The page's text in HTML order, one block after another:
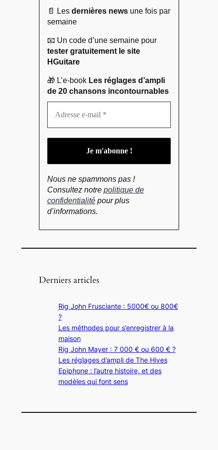
📄 Les dernières newsune fois par
semaine
📧 Un code d’une semaine pour
tester gratuitement le site
HGuitare
🎁 L’e-book Les réglages d’ampli
de 20 chansons incontournables
Nous ne spammons pas !
Consultez notre politique de
confidentialitépour plus
d’informations.
Derniers articles
Rig John Frusciante : 5000€ ou 800€
?
Les méthodes pour s’enregistrer à la
maison
Rig John Mayer : 7 000 € ou 600 € ?
Les réglages d’ampli de The Hives
Epiphone : l’autre histoire, et des
modèles qui font sens